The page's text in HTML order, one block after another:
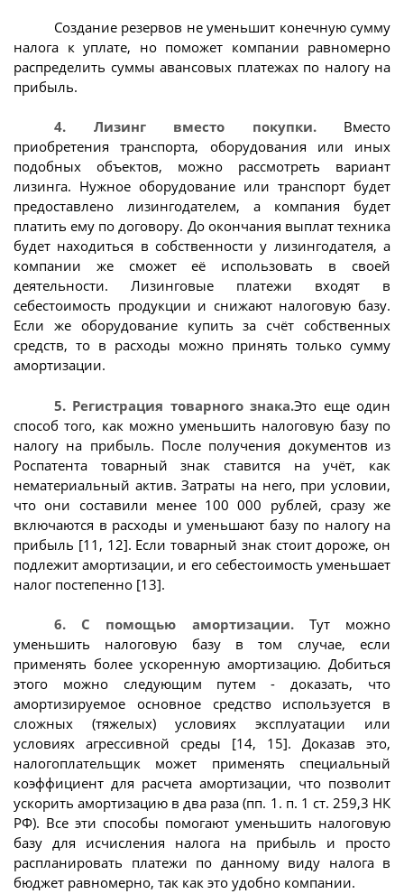
Создание резервов не уменьшит конечную сумму
налога к уплате, но поможет компании равномерно
распределить суммы авансовых платежах по налогу на
прибыль.
4. Лизинг вместо покупки.Вместо
приобретения транспорта, оборудования или иных
подобных объектов, можно рассмотреть вариант
лизинга. Нужное оборудование или транспорт будет
предоставлено лизингодателем, а компания будет
платить ему по договору. До окончания выплат техника
будет находиться в собственности у лизингодателя, а
компании же сможет её использовать в своей
деятельности. Лизинговые платежи входят в
себестоимость продукции и снижают налоговую базу.
Если же оборудование купить за счёт собственных
средств, то в расходы можно принять только сумму
амортизации.
5. Регистрация товарного знака.Это еще один
способ того, как можно уменьшить налоговую базу по
налогу на прибыль. После получения документов из
Роспатента товарный знак ставится на учёт, как
нематериальный актив. Затраты на него, при условии,
что они составили менее 100 000 рублей, сразу же
включаются в расходы и уменьшают базу по налогу на
прибыль [11, 12]. Если товарный знак стоит дороже, он
подлежит амортизации, и его себестоимость уменьшает
налог постепенно [13].
6. С помощью амортизации.Тут можно
уменьшить налоговую базу в том случае, если
применять более ускоренную амортизацию. Добиться
этого можно следующим путем - доказать, что
амортизируемое основное средство используется в
сложных (тяжелых) условиях эксплуатации или
условиях агрессивной среды [14, 15]. Доказав это,
налогоплательщик может применять специальный
коэффициент для расчета амортизации, что позволит
ускорить амортизацию в два раза (пп. 1. п. 1 ст. 259,3 НК
РФ). Все эти способы помогают уменьшить налоговую
базу для исчисления налога на прибыль и просто
распланировать платежи по данному виду налога в
бюджет равномерно, так как это удобно компании.